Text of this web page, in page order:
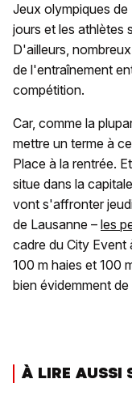
Jeux olympiques de
jours et les athlètes
D'ailleurs,
de l'entraînement
compétition.
Car, comme la
mettre un terme à
Place à la rentrée.
situe dans la
vont s'affronter
de Lausanne – les
cadre du City Event
100 m haies et 100
bien évidemment de
À LIRE AUSSI